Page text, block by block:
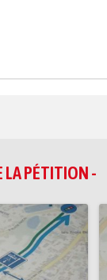
LA PÉTITION -